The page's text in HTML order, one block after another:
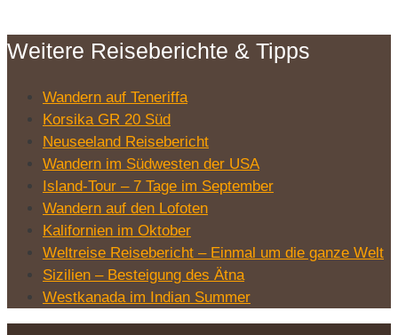
Weitere Reiseberichte & Tipps
Wandern auf Teneriffa
Korsika GR 20 Süd
Neuseeland Reisebericht
Wandern im Südwesten der USA
Island-Tour – 7 Tage im September
Wandern auf den Lofoten
Kalifornien im Oktober
Weltreise Reisebericht – Einmal um die ganze Welt
Sizilien – Besteigung des Ätna
Westkanada im Indian Summer